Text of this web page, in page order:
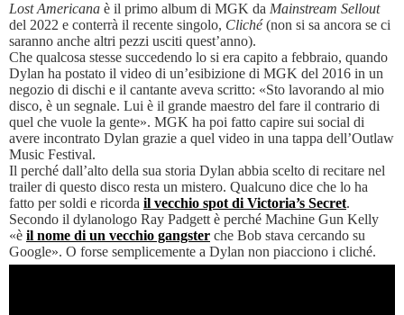
Lost Americana è il primo album di MGK da Mainstream Sellout
del 2022 e conterrà il recente singolo, Cliché(non si sa ancora se ci
saranno anche altri pezzi usciti quest’anno).
Che qualcosa stesse succedendo lo si era capito a febbraio, quando
Dylan ha postato il video di un’esibizione di MGK del 2016 in un
negozio di dischi e il cantante aveva scritto: «Sto lavorando al mio
disco, è un segnale. Lui è il grande maestro del fare il contrario di
quel che vuole la gente». MGK ha poi fatto capire sui social di
avere incontrato Dylan grazie a quel video in una tappa dell’Outlaw
Music Festival.
Il perché dall’alto della sua storia Dylan abbia scelto di recitare nel
trailer di questo disco resta un mistero. Qualcuno dice che lo ha
fatto per soldi e ricorda il vecchio spot di Victoria’s Secret.
Secondo il dylanologo Ray Padgett è perché Machine Gun Kelly
«è il nome di un vecchio gangster che Bob stava cercando su
Google». O forse semplicemente a Dylan non piacciono i cliché.